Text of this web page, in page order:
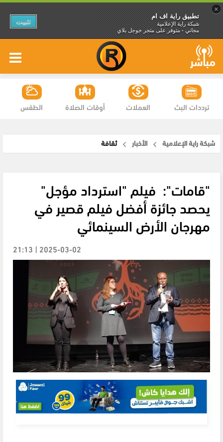
×
تطبيق راية اف ام
شبكة راية الإعلامية
مجاني - متوفر على متجر جوجل بلاي
تثبيت
الطقس أوقات الصلاة العملات ترددات البث
شبكة راية الإعلامية الأخبار ثقافة
"قامات": فيلم "استرداد مؤجل"
يحصد جائزة أفضل فيلم قصير في
مهرجان الأرض السينمائي
2025-03-02 | 21:13